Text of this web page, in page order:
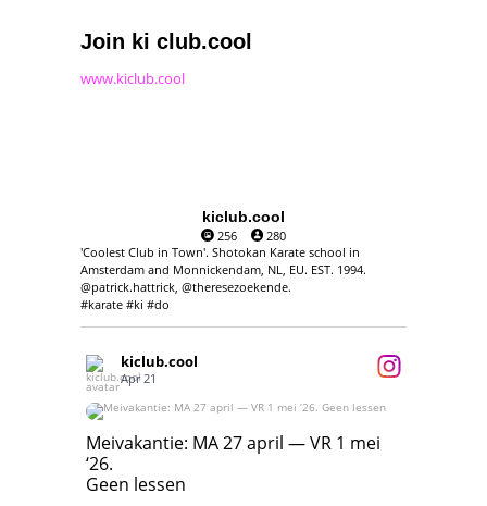
Join ki club.cool
www.kiclub.cool
kiclub.cool
256
280
'Coolest Club in Town'. Shotokan Karate school in
Amsterdam and Monnickendam, NL, EU. EST. 1994.
@patrick.hattrick, @theresezoekende.
#karate #ki #do
kiclub.cool
Apr 21
Meivakantie: MA 27 april — VR 1 mei ‘26.
Geen lessen
Meivakantie: MA 27 april — VR 1 mei
‘26.
Geen lessen